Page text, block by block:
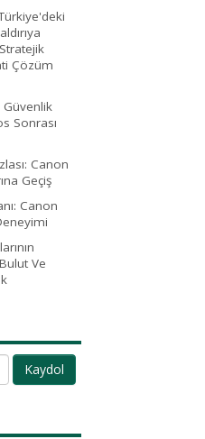
Çözüm
Güvenlik
Sonrası
Canon
Geçiş
Canon
Ve
Kaydol